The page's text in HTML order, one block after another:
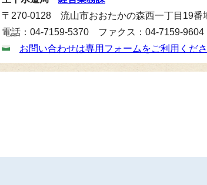
〒270-0128 流山市おおたかの森西一丁目19
電話：04-7159-5370 ファクス：04-7159-9604
お問い合わせは専用フォームをご利用くださ